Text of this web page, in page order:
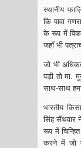
स्थानीय
कि पावा
के रूप में
जहाँ भी
जो भी
पड़ी तो मा.
साथ-साथ
भारतीय
सिंह सैंथवार
रूप में
करने में जो